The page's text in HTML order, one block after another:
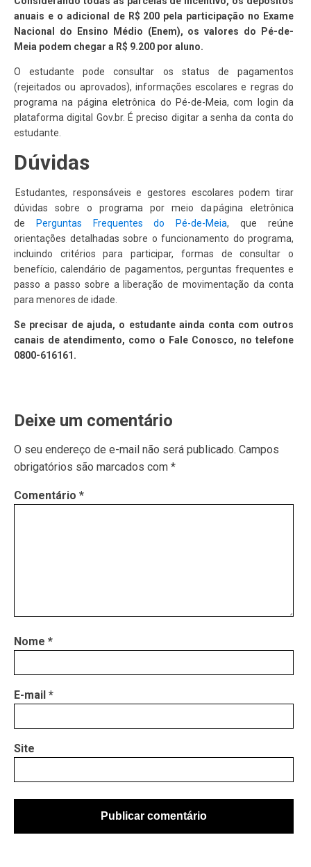
anuais e o adicional de R$ 200 pela participação no Exame
Nacional do Ensino Médio (Enem), os valores do Pé-de-
Meia podem chegar a R$ 9.200 por aluno.
O estudante pode consultar os status de pagamentos
(rejeitados ou aprovados), informações escolares e regras do
programa na página eletrônica do Pé-de-Meia, com login da
plataforma digital Gov.br. É preciso digitar a senha da conta do
estudante.
Dúvidas
Estudantes, responsáveis e gestores escolares podem tirar
dúvidas sobre o programa por meio da página eletrônica
de Perguntas Frequentes do Pé-de-Meia, que reúne
orientações detalhadas sobre o funcionamento do programa,
incluindo critérios para participar, formas de consultar o
benefício, calendário de pagamentos, perguntas frequentes e
passo a passo sobre a liberação de movimentação da conta
para menores de idade.
Se precisar de ajuda, o estudante ainda conta com outros
canais de atendimento, como o Fale Conosco, no telefone
0800-616161.
Deixe um comentário
O seu endereço de e-mail não será publicado. Campos
obrigatórios são marcados com *
Comentário *
Nome *
E-mail *
Site